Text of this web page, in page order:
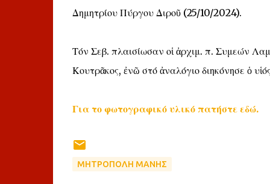
Δημητρίου Πύργου Διροῦ (25/10/2024).
Τόν Σεβ. πλαισίωσαν οἱ ἀρχιμ. π. Συμεών
Κουτρᾶκος, ἐνῶ στό ἀναλόγιο διηκόνησε ὁ
Για το φωτογραφικό υλικό πατήστε εδώ.
ΜΗΤΡΟΠΟΛΗ ΜΑΝΗΣ